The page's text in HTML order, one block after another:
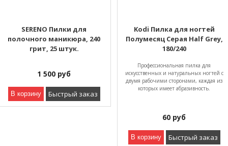
SERENO Пилки для
полочного маникюра, 240
грит, 25 штук.
1 500 руб
В корзину Быстрый заказ
Kodi Пилка для ногтей
Полумесяц Серая Half Grey,
180/240
Профессиональная пилка для
искусственных и натуральных ногтей с
двумя рабочими сторонами, каждая из
которых имеет абразивность.
60 руб
В корзину Быстрый заказ